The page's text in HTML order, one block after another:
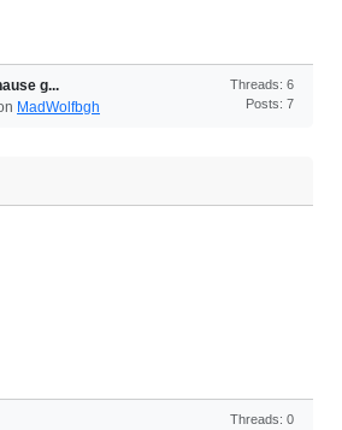
g...
MadWolfbgh
Threads: 6
Posts: 7
Threads: 0